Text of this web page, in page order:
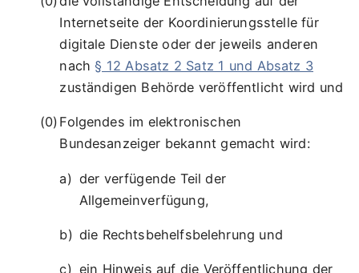
Internetseite der Koordinierungsstelle für
digitale Dienste oder der jeweils anderen
nach § 12 Absatz 2 Satz 1 und Absatz 3
zuständigen Behörde veröffentlicht wird und
Folgendes im elektronischen
Bundesanzeiger bekannt gemacht wird:
der verfügende Teil der
Allgemeinverfügung,
die Rechtsbehelfsbelehrung und
ein Hinweis auf die Veröffentlichung der